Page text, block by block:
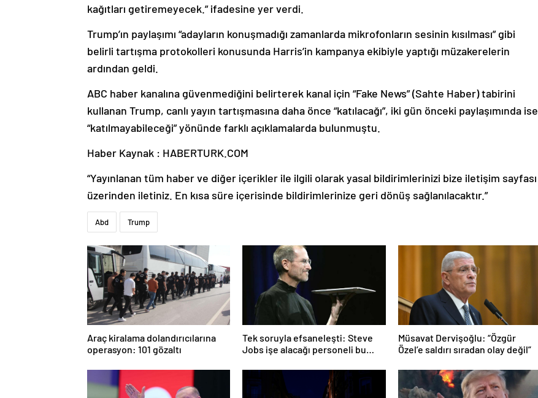
kağıtları getiremeyecek.” ifadesine yer verdi.
Trump’ın paylaşımı “adayların konuşmadığı zamanlarda mikrofonların sesinin kısılması” gibi
belirli tartışma protokolleri konusunda Harris’in kampanya ekibiyle yaptığı müzakerelerin
ardından geldi.
ABC haber kanalına güvenmediğini belirterek kanal için “Fake News” (Sahte Haber) tabirini
kullanan Trump, canlı yayın tartışmasına daha önce “katılacağı”, iki gün önceki paylaşımında ise
“katılmayabileceği” yönünde farklı açıklamalarda bulunmuştu.
Haber Kaynak : HABERTURK.COM
“Yayınlanan tüm haber ve diğer içerikler ile ilgili olarak yasal bildirimlerinizi bize iletişim sayfası
üzerinden iletiniz. En kısa süre içerisinde bildirimlerinize geri dönüş sağlanılacaktır.”
Abd Trump
Araç kiralama dolandırıcılarına
operasyon: 101 gözaltı
Tek soruyla efsaneleşti: Steve
Jobs işe alacağı personeli bu
Müsavat Dervişoğlu: “Özgür
Özel’e saldırı sıradan olay değil”